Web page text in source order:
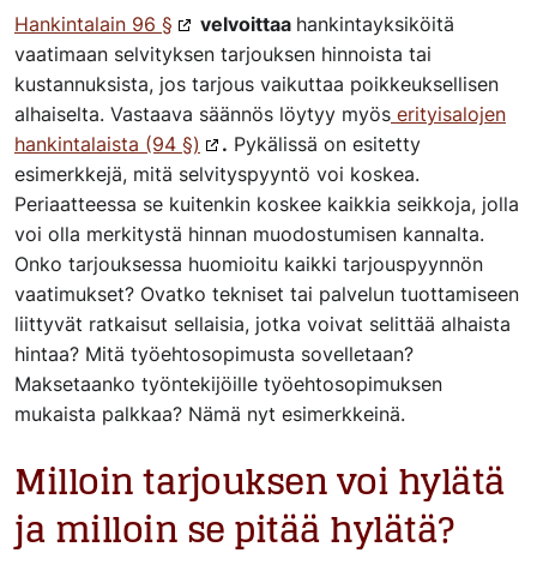
Hankintalain 96 § velvoittaa hankintayksiköitä
vaatimaan selvityksen tarjouksen hinnoista tai
kustannuksista, jos tarjous vaikuttaa poikkeuksellisen
alhaiselta. Vastaava säännös löytyy myös erityisalojen
hankintalaista (94 §)
. Pykälissä on esitetty
esimerkkejä, mitä selvityspyyntö voi koskea.
Periaatteessa se kuitenkin koskee kaikkia seikkoja, jolla
voi olla merkitystä hinnan muodostumisen kannalta.
Onko tarjouksessa huomioitu kaikki tarjouspyynnön
vaatimukset? Ovatko tekniset tai palvelun tuottamiseen
liittyvät ratkaisut sellaisia, jotka voivat selittää alhaista
hintaa? Mitä työehtosopimusta sovelletaan?
Maksetaanko työntekijöille työehtosopimuksen
mukaista palkkaa? Nämä nyt esimerkkeinä.
Milloin tarjouksen voi hylätä
ja milloin se pitää hylätä?